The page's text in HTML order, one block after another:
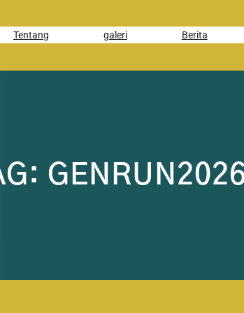
Tentang galeri Berita